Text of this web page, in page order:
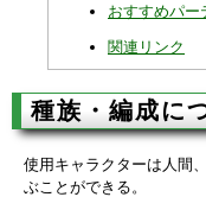
おすすめパー
関連リンク
種族・編成に
使用キャラクターは人間
ぶことができる。